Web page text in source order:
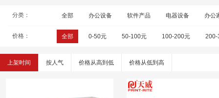
分类： 全部 办公设备 软件产品 电器设备 办公
价格： 全部 0-50元 50-100元 100-200元 200-
上架时间 按人气 价格从高到低 价格从低到高